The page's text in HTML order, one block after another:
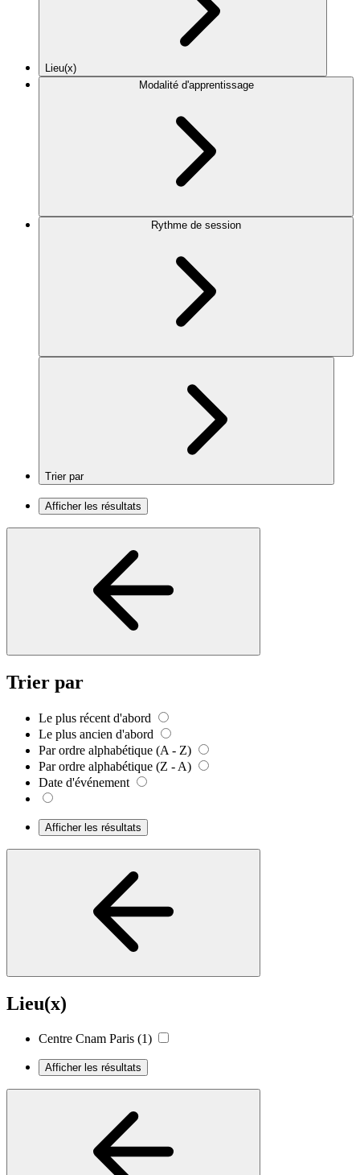
Lieu(x)
Modalité d'apprentissage
Rythme de session
Trier par
Afficher les résultats
Trier par
Le plus récent d'abord
Le plus ancien d'abord
Par ordre alphabétique (A - Z)
Par ordre alphabétique (Z - A)
Date d'événement
Afficher les résultats
Lieu(x)
Centre Cnam Paris (1)
Afficher les résultats